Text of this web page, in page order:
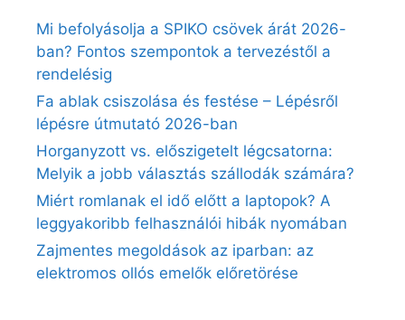
Mi befolyásolja a SPIKO csövek árát 2026-
ban? Fontos szempontok a tervezéstől a
rendelésig
Fa ablak csiszolása és festése – Lépésről
lépésre útmutató 2026-ban
Horganyzott vs. előszigetelt légcsatorna:
Melyik a jobb választás szállodák számára?
Miért romlanak el idő előtt a laptopok? A
leggyakoribb felhasználói hibák nyomában
Zajmentes megoldások az iparban: az
elektromos ollós emelők előretörése